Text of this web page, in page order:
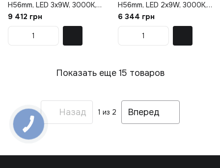
H56mm, LED 3х9W, 3000К,
белый
(01.6480F3.30.930.WH)
9 412 грн
H56mm, LED 2x9W, 3000К,
белый
(01.6480F2.20.930.WH)
6 344 грн
Показать еще 15 товаров
Назад 1 из 2 Вперед